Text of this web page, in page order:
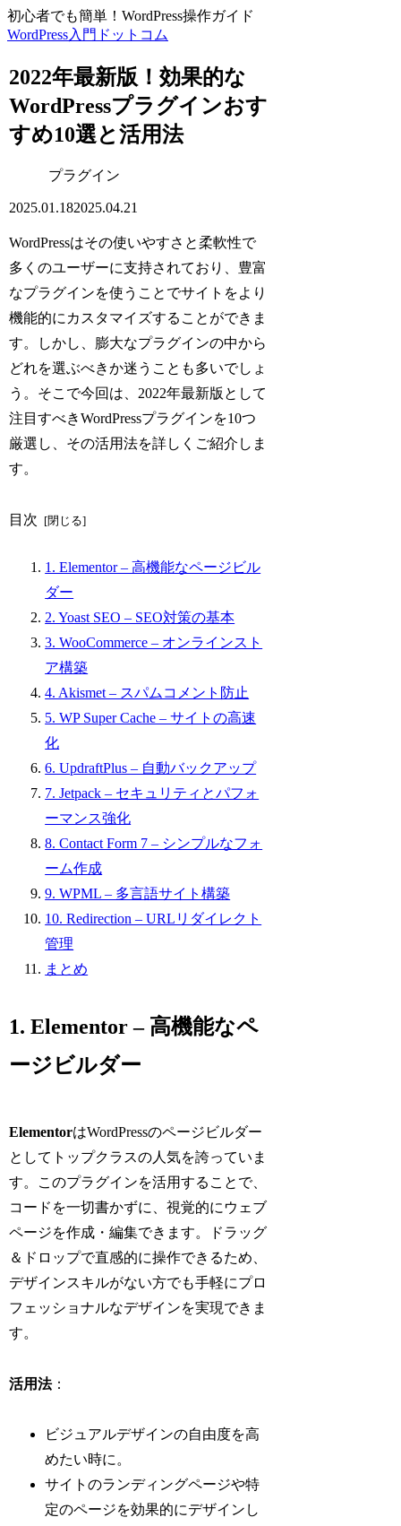
初心者でも簡単！WordPress操作ガイド
WordPress入門ドットコム
2022年最新版！効果的な
WordPressプラグインおす
すめ10選と活用法
プラグイン
2025.01.182025.04.21
WordPressはその使いやすさと柔軟性で
多くのユーザーに支持されており、豊富
なプラグインを使うことでサイトをより
機能的にカスタマイズすることができま
す。しかし、膨大なプラグインの中から
どれを選ぶべきか迷うことも多いでしょ
う。そこで今回は、2022年最新版として
注目すべきWordPressプラグインを10つ
厳選し、その活用法を詳しくご紹介しま
す。
目次
1. Elementor – 高機能なページビル
ダー
2. Yoast SEO – SEO対策の基本
3. WooCommerce – オンラインスト
ア構築
4. Akismet – スパムコメント防止
5. WP Super Cache – サイトの高速
化
6. UpdraftPlus – 自動バックアップ
7. Jetpack – セキュリティとパフォ
ーマンス強化
8. Contact Form 7 – シンプルなフォ
ーム作成
9. WPML – 多言語サイト構築
10. Redirection – URLリダイレクト
管理
まとめ
1. Elementor – 高機能なペ
ージビルダー
ElementorはWordPressのページビルダー
としてトップクラスの人気を誇っていま
す。このプラグインを活用することで、
コードを一切書かずに、視覚的にウェブ
ページを作成・編集できます。ドラッグ
＆ドロップで直感的に操作できるため、
デザインスキルがない方でも手軽にプロ
フェッショナルなデザインを実現できま
す。
活用法：
ビジュアルデザインの自由度を高
めたい時に。
サイトのランディングページや特
定のページを効果的にデザインし